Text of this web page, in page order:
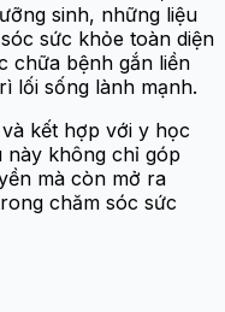
sinh, những liệu
sức khỏe toàn diện
chữa bệnh gắn liền
lối sống lành mạnh.
kết hợp với y học
này không chỉ góp
mà còn mở ra
chăm sóc sức